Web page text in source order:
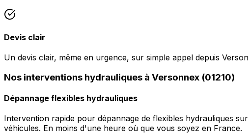
Devis clair
Un devis clair, même en urgence, sur simple appel depuis
Nos interventions hydrauliques à Versonnex (01210)
Dépannage flexibles hydrauliques
Intervention rapide pour dépannage de flexibles hydrauliques
véhicules. En moins d'une heure où que vous soyez en France.